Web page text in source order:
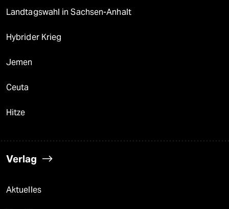
Landtagswahl in Sachsen-Anhalt
Hybrider Krieg
Jemen
Ceuta
Hitze
Verlag
Aktuelles